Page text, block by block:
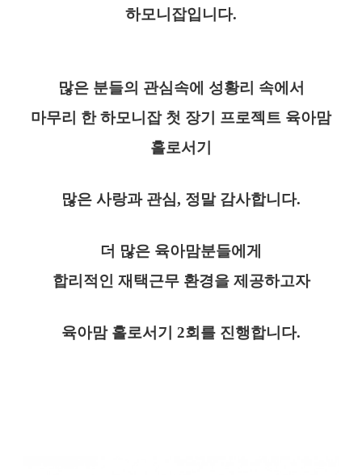
하모니잡입니다.
많은 분들의 관심속에 성황리 속에서
마무리 한 하모니잡 첫 장기 프로젝트 육아맘
홀로서기
많은 사랑과 관심, 정말 감사합니다.
더 많은 육아맘분들에게
합리적인 재택근무 환경을 제공하고자
육아맘 홀로서기 2회를 진행합니다.